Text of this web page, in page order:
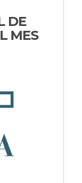
DE
MES